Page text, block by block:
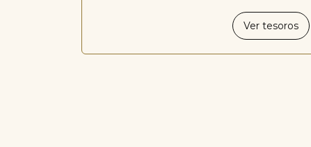
Ver tesoros